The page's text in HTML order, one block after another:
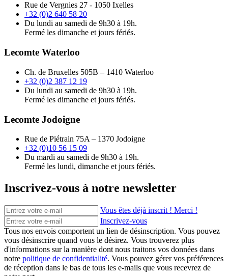
Rue de Vergnies 27 - 1050 Ixelles
+32 (0)2 640 58 20
Du lundi au samedi de 9h30 à 19h.
Fermé les dimanche et jours fériés.
Lecomte Waterloo
Ch. de Bruxelles 505B – 1410 Waterloo
+32 (0)2 387 12 19
Du lundi au samedi de 9h30 à 19h.
Fermé les dimanche et jours fériés.
Lecomte Jodoigne
Rue de Piétrain 75A – 1370 Jodoigne
+32 (0)10 56 15 09
Du mardi au samedi de 9h30 à 19h.
Fermé les lundi, dimanche et jours fériés.
Inscrivez-vous à notre newsletter
Vous êtes déjà inscrit ! Merci !
Inscrivez-vous
Tous nos envois comportent un lien de désinscription. Vous pouvez
vous désinscrire quand vous le désirez. Vous trouverez plus
d'informations sur la manière dont nous traitons vos données dans
notre politique de confidentialité. Vous pouvez gérer vos préférences
de réception dans le bas de tous les e-mails que vous recevrez de